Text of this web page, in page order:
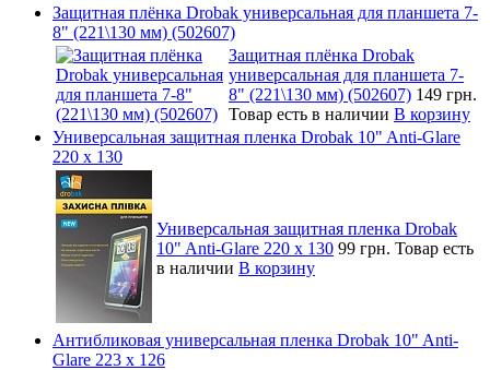
Защитная плёнка Drobak универсальная для планшета 7-
8" (221\130 мм) (502607)
Защитная плёнка Drobak
универсальная для планшета 7-
8" (221\130 мм) (502607) 149 грн.
Товар есть в наличии В корзину
Универсальная защитная пленка Drobak 10" Anti-Glare
220 x 130
Универсальная защитная пленка Drobak
10" Anti-Glare 220 x 130 99 грн. Товар есть
в наличии В корзину
Антибликовая универсальная пленка Drobak 10" Anti-
Glare 223 x 126